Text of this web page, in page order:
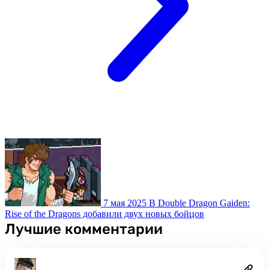
7 мая 2025 В Double Dragon Gaiden:
Rise of the Dragons добавили двух новых бойцов
Лучшие комментарии